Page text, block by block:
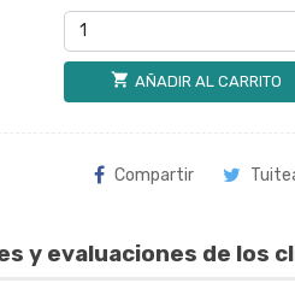
shopping_cart AÑADIR AL CARRITO
Compartir
y evaluaciones de los